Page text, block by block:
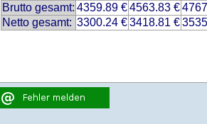
Brutto gesamt: 4359.89 €4563.83 €
Netto gesamt: 3300.24 €3418.81 €